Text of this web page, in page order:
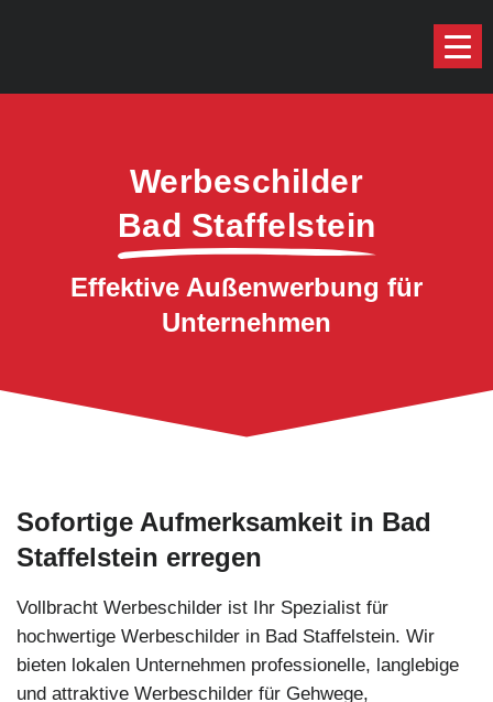
Werbeschilder
Bad Staffelstein
Effektive Außenwerbung für
Unternehmen
Sofortige Aufmerksamkeit in Bad
Staffelstein erregen
Vollbracht Werbeschilder ist Ihr Spezialist für
hochwertige Werbeschilder in Bad Staffelstein. Wir
bieten lokalen Unternehmen professionelle, langlebige
und attraktive Werbeschilder für Gehwege,